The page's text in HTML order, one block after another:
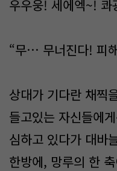
우우웅! 세에엑~!
“무… 무너진다! 피
상대가 기다란 채찍
들고있는 자신들에
심하고 있다가 대바
한방에, 망루의 한